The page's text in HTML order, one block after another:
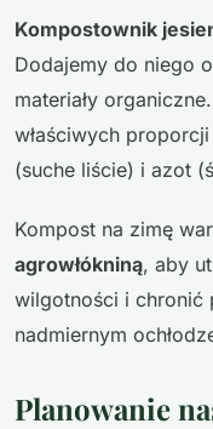
Kompostownik
Dodajemy do niego
materiały
właściwych
(suche liście) i azot
Kompost na zimę
agrowłókniną, aby
wilgotności i chronić
nadmiernym
Planowanie